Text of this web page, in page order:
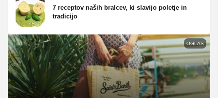
7 receptov naših bralcev, ki slavijo poletje in
tradicijo
OGLAS